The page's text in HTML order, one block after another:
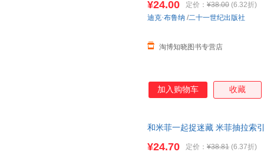
¥24.00 定价： ¥38.00 (6.32折)
淘博知晓图书专营店
迪克·布鲁纳 /二十一世纪出版社
加入购物车 收藏
和米菲一起捉迷藏 米菲抽拉索
¥24.70 定价： ¥38.81 (6.37折)